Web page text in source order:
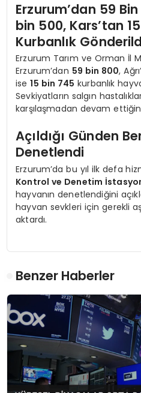
Erzurum’dan 59 Bin
bin 500, Kars’tan
Kurbanlık
Erzurum Tarım ve Orman İl
Erzurum’dan 59 bin 800,
ise15 bin 745 kurbanlık
Sevkiyatların salgın
karşılaşmadan devam
Açıldığı Günden
Denetlendi
Erzurum’da bu yıl ilk defa
Kontrol ve Denetim
hayvanın denetlendiğini
hayvan sevkleri için gerekli
aktardı.
Benzer Haberler